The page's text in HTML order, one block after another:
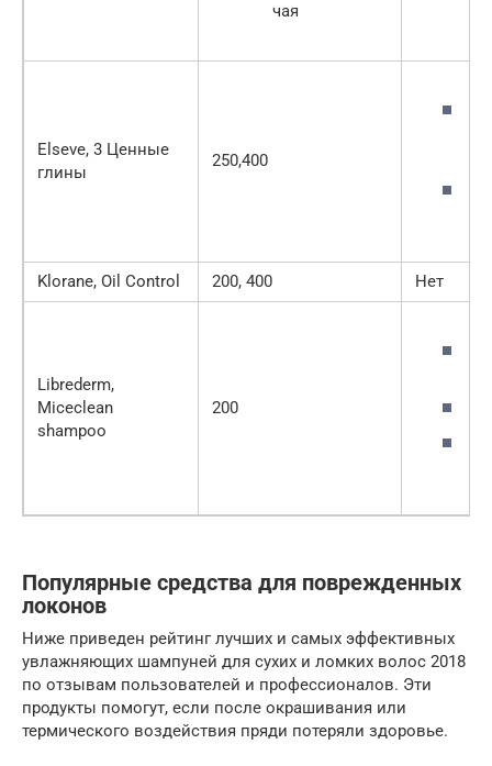
чая
Elseve, 3 Ценные
глины
250,400
Klorane, Oil Control 200, 400 Нет
Librederm,
Miceclean
shampoo
200
Популярные средства для поврежденных
локонов
Ниже приведен рейтинг лучших и самых эффективных
увлажняющих шампуней для сухих и ломких волос 2018
по отзывам пользователей и профессионалов. Эти
продукты помогут, если после окрашивания или
термического воздействия пряди потеряли здоровье.